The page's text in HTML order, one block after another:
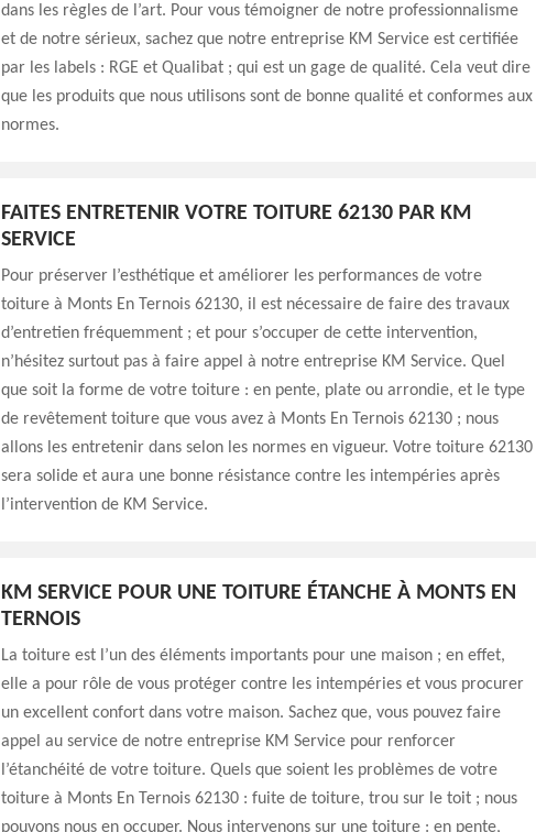
dans les règles de l’art. Pour vous témoigner de notre professionnalisme
et de notre sérieux, sachez que notre entreprise KM Service est certifiée
par les labels : RGE et Qualibat ; qui est un gage de qualité. Cela veut dire
que les produits que nous utilisons sont de bonne qualité et conformes aux
normes.
FAITES ENTRETENIR VOTRE TOITURE 62130 PAR KM
SERVICE
Pour préserver l’esthétique et améliorer les performances de votre
toiture à Monts En Ternois 62130, il est nécessaire de faire des travaux
d’entretien fréquemment ; et pour s’occuper de cette intervention,
n’hésitez surtout pas à faire appel à notre entreprise KM Service. Quel
que soit la forme de votre toiture : en pente, plate ou arrondie, et le type
de revêtement toiture que vous avez à Monts En Ternois 62130 ; nous
allons les entretenir dans selon les normes en vigueur. Votre toiture 62130
sera solide et aura une bonne résistance contre les intempéries après
l’intervention de KM Service.
KM SERVICE POUR UNE TOITURE ÉTANCHE À MONTS EN
TERNOIS
La toiture est l’un des éléments importants pour une maison ; en effet,
elle a pour rôle de vous protéger contre les intempéries et vous procurer
un excellent confort dans votre maison. Sachez que, vous pouvez faire
appel au service de notre entreprise KM Service pour renforcer
l’étanchéité de votre toiture. Quels que soient les problèmes de votre
toiture à Monts En Ternois 62130 : fuite de toiture, trou sur le toit ; nous
pouvons nous en occuper. Nous intervenons sur une toiture : en pente,